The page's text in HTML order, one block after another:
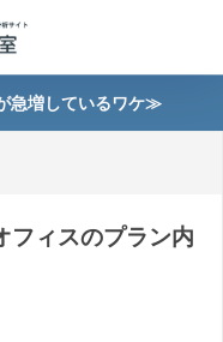
急増しているワケ≫
フィスのプラン内